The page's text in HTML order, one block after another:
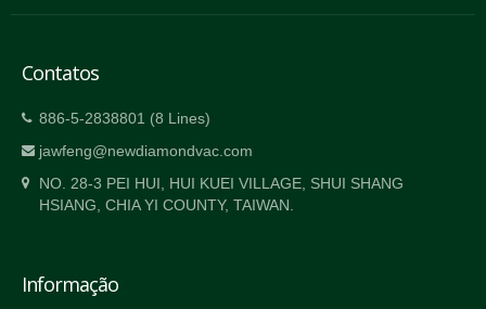
Contatos
886-5-2838801 (8 Lines)
jawfeng@newdiamondvac.com
NO. 28-3 PEI HUI, HUI KUEI VILLAGE, SHUI SHANG
HSIANG, CHIA YI COUNTY, TAIWAN.
Informação